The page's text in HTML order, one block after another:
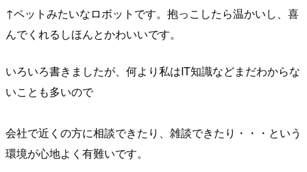
↑ペットみたいなロボットです。抱っこしたら温かいし、喜
んでくれるしほんとかわいいです。
いろいろ書きましたが、何より私はIT知識などまだわからな
いことも多いので
会社で近くの方に相談できたり、雑談できたり・・・という
環境が心地よく有難いです。